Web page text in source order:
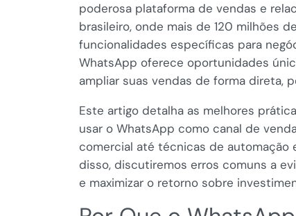
poderosa plataforma de vendas e
brasileiro, onde mais de 120 milhões
funcionalidades específicas para
WhatsApp oferece oportunidades
ampliar suas vendas de forma direta,
Este artigo detalha as melhores
usar o WhatsApp como canal de
comercial até técnicas de automação
disso, discutiremos erros comuns a
e maximizar o retorno sobre